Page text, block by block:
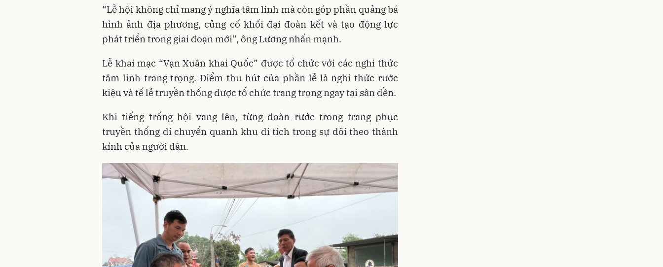
“Lễ hội không chỉ mang ý nghĩa tâm linh mà còn góp phần quảng bá
hình ảnh địa phương, củng cố khối đại đoàn kết và tạo động lực
phát triển trong giai đoạn mới”, ông Lương nhấn mạnh.
Lễ khai mạc “Vạn Xuân khai Quốc” được tổ chức với các nghi thức
tâm linh trang trọng. Điểm thu hút của phần lễ là nghi thức rước
kiệu và tế lễ truyền thống được tổ chức trang trọng ngay tại sân đền.
Khi tiếng trống hội vang lên, từng đoàn rước trong trang phục
truyền thống di chuyển quanh khu di tích trong sự dõi theo thành
kính của người dân.